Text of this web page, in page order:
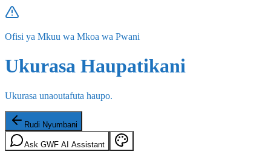
Ofisi ya Mkuu wa Mkoa wa Pwani
Ukurasa Haupatikani
Ukurasa unaoutafuta haupo.
Rudi Nyumbani
Ask GWF AI Assistant